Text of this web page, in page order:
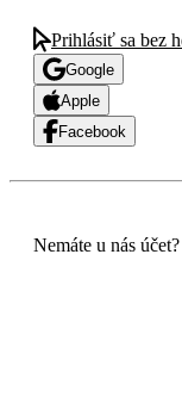
Prihlásiť sa bez
Google
Apple
Facebook
Nemáte u nás účet?